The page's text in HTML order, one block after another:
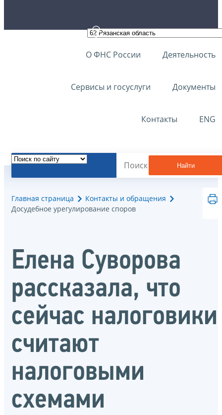
О ФНС России Деятельность
Сервисы и госуслуги Документы
Контакты ENG
Найти
Главная страница
Контакты и обращения
Досудебное урегулирование споров
Елена Суворова
рассказала, что
сейчас налоговики
считают
налоговыми
схемами